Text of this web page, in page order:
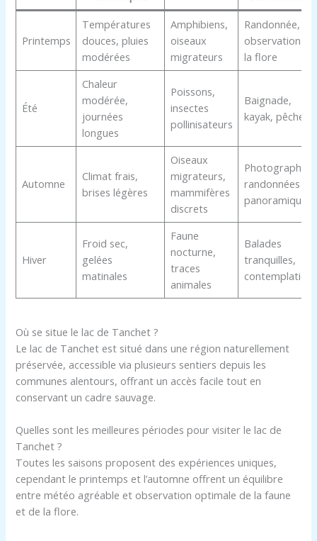
Printemps
Températures
douces, pluies
modérées
Amphibiens,
oiseaux
migrateurs
Randonnée,
observation de
la flore
Été
Chaleur
modérée,
journées
longues
Poissons,
insectes
pollinisateurs
Baignade,
kayak, pêche
Automne
Climat frais,
brises légères
Oiseaux
migrateurs,
mammifères
discrets
Photographie,
randonnées
panoramiques
Hiver
Froid sec,
gelées
matinales
Faune
nocturne,
traces
animales
Balades
tranquilles,
contemplation
Où se situe le lac de Tanchet ?
Le lac de Tanchet est situé dans une région naturellement
préservée, accessible via plusieurs sentiers depuis les
communes alentours, offrant un accès facile tout en
conservant un cadre sauvage.
Quelles sont les meilleures périodes pour visiter le lac de
Tanchet ?
Toutes les saisons proposent des expériences uniques,
cependant le printemps et l’automne offrent un équilibre
entre météo agréable et observation optimale de la faune
et de la flore.